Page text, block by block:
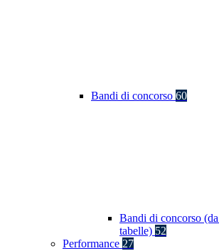
Bandi di concorso 60
Bandi di concorso
tabelle) 52
Performance 27